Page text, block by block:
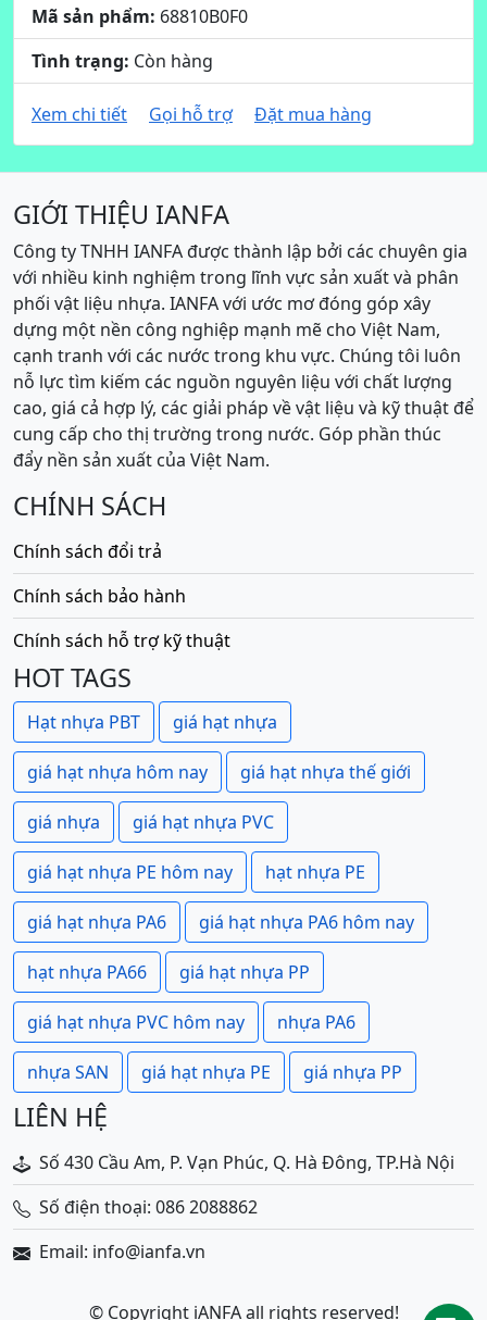
Mã sản phẩm: 68810B0F0
Tình trạng: Còn hàng
Xem chi tiết Gọi hỗ trợ Đặt mua hàng
GIỚI THIỆU IANFA
Công ty TNHH IANFA được thành lập bởi các chuyên gia
với nhiều kinh nghiệm trong lĩnh vực sản xuất và phân
phối vật liệu nhựa. IANFA với ước mơ đóng góp xây
dựng một nền công nghiệp mạnh mẽ cho Việt Nam,
cạnh tranh với các nước trong khu vực. Chúng tôi luôn
nỗ lực tìm kiếm các nguồn nguyên liệu với chất lượng
cao, giá cả hợp lý, các giải pháp về vật liệu và kỹ thuật để
cung cấp cho thị trường trong nước. Góp phần thúc
đẩy nền sản xuất của Việt Nam.
CHÍNH SÁCH
Chính sách đổi trả
Chính sách bảo hành
Chính sách hỗ trợ kỹ thuật
HOT TAGS
Hạt nhựa PBT giá hạt nhựa
giá hạt nhựa hôm nay giá hạt nhựa thế giới
giá nhựa giá hạt nhựa PVC
giá hạt nhựa PE hôm nay hạt nhựa PE
giá hạt nhựa PA6 giá hạt nhựa PA6 hôm nay
hạt nhựa PA66 giá hạt nhựa PP
giá hạt nhựa PVC hôm nay nhựa PA6
nhựa SAN giá hạt nhựa PE giá nhựa PP
LIÊN HỆ
Số 430 Cầu Am, P. Vạn Phúc, Q. Hà Đông, TP.Hà Nội
Số điện thoại: 086 2088862
Email: info@ianfa.vn
© Copyright iANFA all rights reserved!